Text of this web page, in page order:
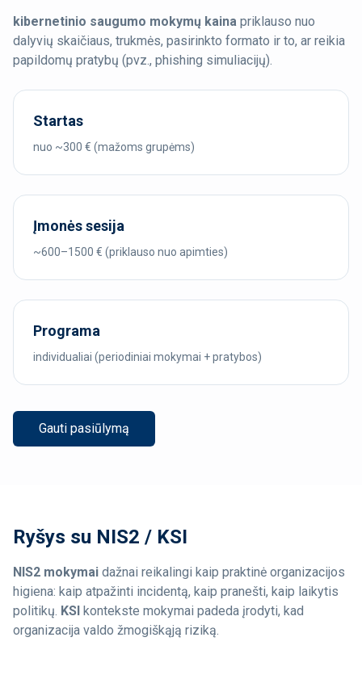
kibernetinio saugumo mokymų kaina priklauso nuo
dalyvių skaičiaus, trukmės, pasirinkto formato ir to, ar reikia
papildomų pratybų (pvz., phishing simuliacijų).
Startas
nuo ~300 € (mažoms grupėms)
Įmonės sesija
~600–1500 € (priklauso nuo apimties)
Programa
individualiai (periodiniai mokymai + pratybos)
Gauti pasiūlymą
Ryšys su NIS2 / KSI
NIS2 mokymai dažnai reikalingi kaip praktinė organizacijos
higiena: kaip atpažinti incidentą, kaip pranešti, kaip laikytis
politikų. KSI kontekste mokymai padeda įrodyti, kad
organizacija valdo žmogiškąją riziką.